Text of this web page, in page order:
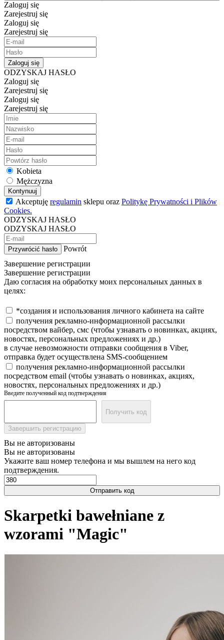
Zaloguj się
Zarejestruj się
Zaloguj się
Zarejestruj się
Zaloguj się
ODZYSKAJ HASŁO
Zaloguj się
Zarejestruj się
Zaloguj się
Zarejestruj się
Kobieta
Mężczyzna
Kontynuuj
Akceptuję regulamin sklepu oraz Politykę Prywatności i Plików
Cookies.
ODZYSKAJ HASŁO
ODZYSKAJ HASŁO
Przywrócić hasło
Powrót
Завершение регистрации
Завершение регистрации
Даю согласия на обработку моих персональных данных в
целях:
*создания и использования личного кабинета на сайте
получения рекламно-информационной рассылки
посредством вайбер, смс (чтобы узнавать о новинках, акциях,
новостях, персональных предложениях и др.)
в случае невозможности отправки сообщения в Viber,
отправка будет осуществлена SMS-сообщением
получения рекламно-информационной рассылки
посредством email (чтобы узнавать о новинках, акциях,
новостях, персональных предложениях и др.)
Введите полученный код подтверждения
Получить код
Завершить регистрацию
Вы не авторизованы
Вы не авторизованы
Укажите ваш номер телефона и мы вышлем на него код
подтверждения.
Отправить код
Skarpetki bawełniane z
wzorami "Magic"